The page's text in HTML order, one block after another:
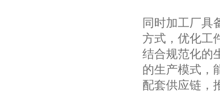
同时加工厂具
方式，优化工
结合规范化的
的生产模式，
配套供应链，